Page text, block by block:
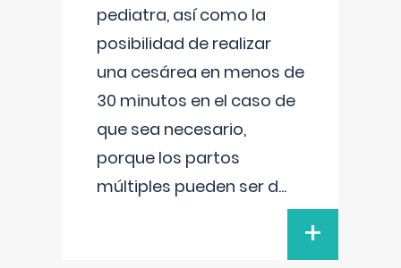
pediatra, así como la
posibilidad de realizar
una cesárea en menos de
30 minutos en el caso de
que sea necesario,
porque los partos
múltiples pueden ser d...
+